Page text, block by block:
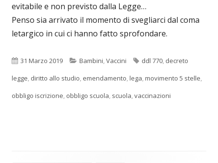
evitabile e non previsto dalla Legge…
Penso sia arrivato il momento di svegliarci dal coma
letargico in cui ci hanno fatto sprofondare.
Pubblicato
31 Marzo 2019 Categorie
Bambini,Vaccini Tag
ddl 770, decreto
legge, diritto allo studio, emendamento,lega,movimento 5 stelle,
obbligo iscrizione, obbligo scuola, scuola,vaccinazioni